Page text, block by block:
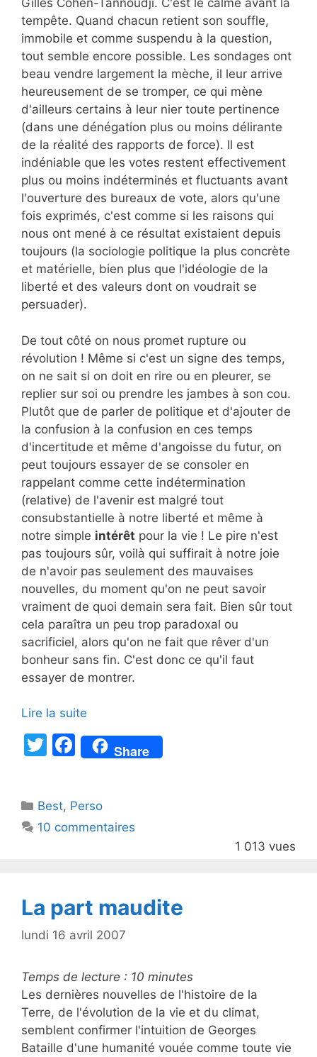
Gilles Cohen-Tannoudji. C'est le calme avant la
tempête. Quand chacun retient son souffle,
immobile et comme suspendu à la question,
tout semble encore possible. Les sondages ont
beau vendre largement la mèche, il leur arrive
heureusement de se tromper, ce qui mène
d'ailleurs certains à leur nier toute pertinence
(dans une dénégation plus ou moins délirante
de la réalité des rapports de force). Il est
indéniable que les votes restent effectivement
plus ou moins indéterminés et fluctuants avant
l'ouverture des bureaux de vote, alors qu'une
fois exprimés, c'est comme si les raisons qui
nous ont mené à ce résultat existaient depuis
toujours (la sociologie politique la plus concrète
et matérielle, bien plus que l'idéologie de la
liberté et des valeurs dont on voudrait se
persuader).
De tout côté on nous promet rupture ou
révolution ! Même si c'est un signe des temps,
on ne sait si on doit en rire ou en pleurer, se
replier sur soi ou prendre les jambes à son cou.
Plutôt que de parler de politique et d'ajouter de
la confusion à la confusion en ces temps
d'incertitude et même d'angoisse du futur, on
peut toujours essayer de se consoler en
rappelant comme cette indétermination
(relative) de l'avenir est malgré tout
consubstantielle à notre liberté et même à
notre simple intérêt pour la vie ! Le pire n'est
pas toujours sûr, voilà qui suffirait à notre joie
de n'avoir pas seulement des mauvaises
nouvelles, du moment qu'on ne peut savoir
vraiment de quoi demain sera fait. Bien sûr tout
cela paraîtra un peu trop paradoxal ou
sacrificiel, alors qu'on ne fait que rêver d'un
bonheur sans fin. C'est donc ce qu'il faut
essayer de montrer.
Lire la suite
T
er
F
a
e
b
k
Share
Catégories
Best, Perso
10 commentaires
1 013 vues
La part maudite
lundi 16 avril 2007
Temps de lecture : 10 minutes
Les dernières nouvelles de l'histoire de la
Terre, de l'évolution de la vie et du climat,
semblent confirmer l'intuition de Georges
Bataille d'une humanité vouée comme toute vie